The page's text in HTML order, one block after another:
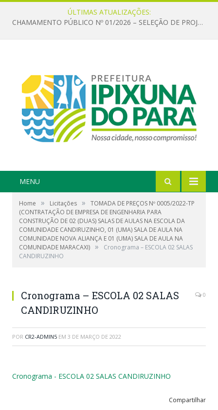
ÚLTIMAS ATUALIZAÇÕES:
CHAMAMENTO PÚBLICO Nº 01/2026 – SELEÇÃO DE PROJETOS PARA FIRMAR TERMO DE EXECUÇÃO CULTURAL COM RECURSOS DA POLÍTICA NACIONAL ALDIR BLANC DE FOMENTO À CULTURA – PNAB (LEI Nº 14.399/2022)
MENU
Home » Licitações »
TOMADA DE PREÇOS Nº 0005/2022-TP
(CONTRATAÇÃO DE EMPRESA DE ENGENHARIA PARA
CONSTRUÇÃO DE 02 (DUAS) SALAS DE AULAS NA ESCOLA DA
COMUNIDADE CANDIRUZINHO, 01 (UMA) SALA DE AULA NA
COMUNIDADE NOVA ALIANÇA E 01 (UMA) SALA DE AULA NA
COMUNIDADE MARACAXI) »
Cronograma – ESCOLA 02 SALAS
CANDIRUZINHO
Cronograma – ESCOLA 02 SALAS
CANDIRUZINHO
0
POR CR2-ADMIN5 EM 3 DE MARÇO DE 2022
Cronograma - ESCOLA 02 SALAS CANDIRUZINHO
Compartilhar